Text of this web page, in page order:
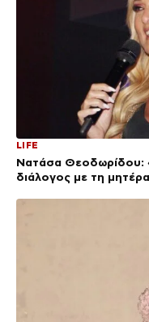
LIFE
Νατάσα Θεοδωρίδου:
διάλογος με τη